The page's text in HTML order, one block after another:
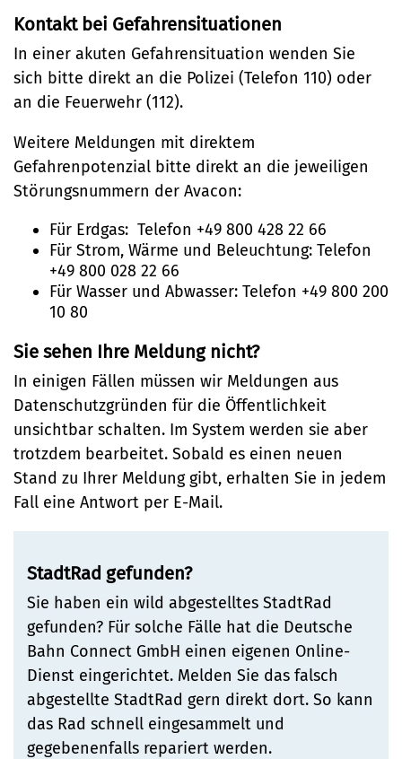
stadt@stadt.lueneburg.de
Anschrift:
21335 Lüneburg
Kontakt bei Gefahrensituationen
In einer akuten Gefahrensituation wenden Sie
sich bitte direkt an die Polizei (Telefon 110) oder
an die Feuerwehr (112).
Weitere Meldungen mit direktem
Gefahrenpotenzial bitte direkt an die jeweiligen
Störungsnummern der Avacon:
Für Erdgas: Telefon +49 800 428 22 66
Für Strom, Wärme und Beleuchtung: Telefon
+49 800 028 22 66
Für Wasser und Abwasser: Telefon +49 800 200
10 80
Sie sehen Ihre Meldung nicht?
In einigen Fällen müssen wir Meldungen aus
Datenschutzgründen für die Öffentlichkeit
unsichtbar schalten. Im System werden sie aber
trotzdem bearbeitet. Sobald es einen neuen
Stand zu Ihrer Meldung gibt, erhalten Sie in jedem
Fall eine Antwort per E-Mail.
StadtRad gefunden?
Sie haben ein wild abgestelltes StadtRad
gefunden? Für solche Fälle hat die Deutsche
Bahn Connect GmbH einen eigenen Online-
Dienst eingerichtet. Melden Sie das falsch
abgestellte StadtRad gern direkt dort. So kann
das Rad schnell eingesammelt und
gegebenenfalls repariert werden.